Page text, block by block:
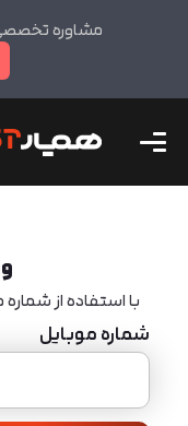
مشاوره
با استفاده از
شماره موبایل